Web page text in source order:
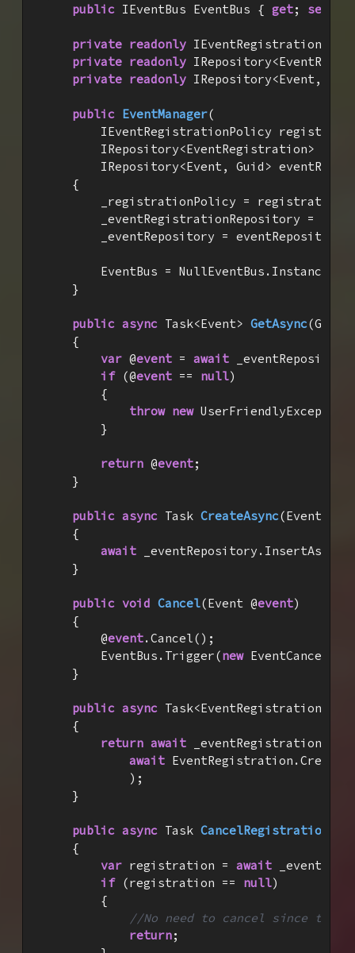
public IEventBus EventBus { get; set
private readonly
private readonly
private readonly IRepository<Event,
public EventManager(
IEventRegistrationPolicy
IRepository<EventRegistration>
IRepository<Event, Guid>
{
_registrationPolicy =
_eventRegistrationRepository =
        _eventRepository = eventRepository;
        EventBus = NullEventBus.Instance;
    }
public async Task<Event> GetAsync(Guid
{
var @event = await
if (@event == null)
        {
throw new
        }
return @event;
    }
public async Task CreateAsync(Event @
{
await
    }
public void Cancel(Event @event)
{
        @
event.Cancel();
        EventBus.Trigger(
new
    }
public async Task<EventRegistration>
{
return await
await
            );
    }
public async Task
{
var registration = await
if (registration == null)
        {
//No need to cancel since
return;